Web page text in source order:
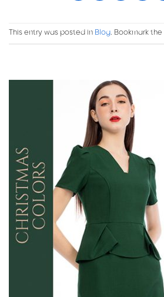
This entry was posted in Blog. Bookmark the